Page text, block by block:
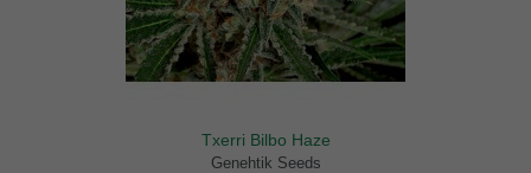
Txerri Bilbo Haze
Genehtik Seeds